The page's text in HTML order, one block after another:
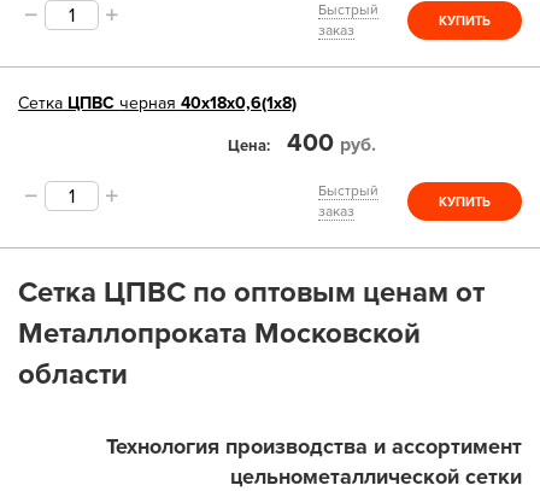
Быстрый
заказ
КУПИТЬ
Сетка ЦПВС черная 40х18х0,6(1х8)
Цена 400 руб.
Быстрый
заказ
КУПИТЬ
Сетка ЦПВС по оптовым ценам от
Металлопроката Московской
области
Технология производства и ассортимент
цельнометаллической сетки